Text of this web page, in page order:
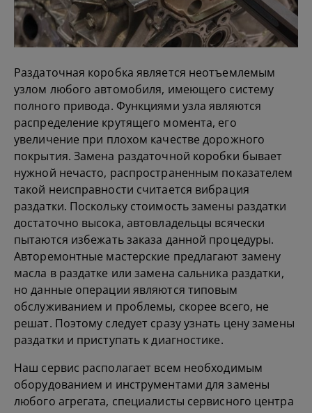
Раздаточная коробка является неотъемлемым
узлом любого автомобиля, имеющего систему
полного привода. Функциями узла являются
распределение крутящего момента, его
увеличение при плохом качестве дорожного
покрытия. Замена раздаточной коробки бывает
нужной нечасто, распространенным показателем
такой неисправности считается вибрация
раздатки. Поскольку стоимость замены раздатки
достаточно высока, автовладельцы всячески
пытаются избежать заказа данной процедуры.
Авторемонтные мастерские предлагают замену
масла в раздатке или замена сальника раздатки,
но данные операции являются типовым
обслуживанием и проблемы, скорее всего, не
решат. Поэтому следует сразу узнать цену замены
раздатки и приступать к диагностике.
Наш сервис располагает всем необходимым
оборудованием и инструментами для замены
любого агрегата, специалисты сервисного центра